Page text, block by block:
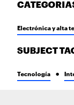
Electrónica y alta
SUBJECT
Tecnología